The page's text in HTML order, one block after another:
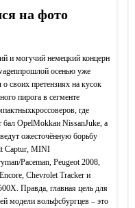
на фото
и могучий немецкий концерн
осенью уже
о своих претензиях на кусок
пирога в сегменте
где
бал OpelMokkaи NissanJuke, а
ожесточённую борьбу
Captur, MINI
Paceman, Peugeot 2008,
Chevrolet Tracker и
Правда, главная цель для
модели вольфсбургцев – это